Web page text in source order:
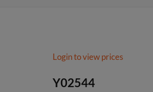
Login to view prices
Y02544